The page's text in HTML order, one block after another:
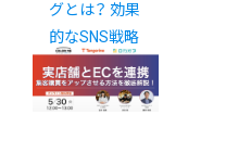
グとは？ 効果
的なSNS戦略
と実践方法を
解説